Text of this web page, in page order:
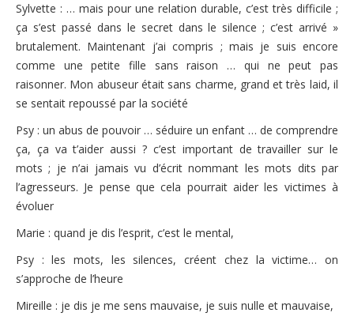
Sylvette : … mais pour une relation durable, c’est très difficile ;
ça s’est passé dans le secret dans le silence ; c’est arrivé »
brutalement. Maintenant j’ai compris ; mais je suis encore
comme une petite fille sans raison … qui ne peut pas
raisonner. Mon abuseur était sans charme, grand et très laid, il
se sentait repoussé par la société
Psy : un abus de pouvoir … séduire un enfant … de comprendre
ça, ça va t’aider aussi ? c’est important de travailler sur le
mots ; je n’ai jamais vu d’écrit nommant les mots dits par
l’agresseurs. Je pense que cela pourrait aider les victimes à
évoluer
Marie : quand je dis l’esprit, c’est le mental,
Psy : les mots, les silences, créent chez la victime… on
s’approche de l’heure
Mireille : je dis je me sens mauvaise, je suis nulle et mauvaise,